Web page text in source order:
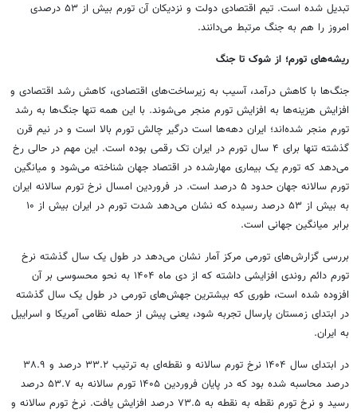
تبدیل شده است. تیم اقتصادی دولت و نزدیکان آن تورم بیش از ۵۳ درصدی
امروز را هم به جنگ مرتبط می‌دانند.
ریشه‌های تورم؛ از شوک تا جنگ
جنگ‌ها با کاهش درآمد، آسیب به زیرساخت‌های اقتصادی، کاهش رشد اقتصادی و
افزایش هزینه‌ها به افزایش تورم منجر می‌شوند. با این همه تنها جنگ‌ها به رشد
تورم منجر شده‌اند؛ ایران دهه‌ها است درگیر چالش تورم بالا است و در نیم قرن
گذشته تنها برای ۴ سال تورم در ایران تک رقمی بوده است. این مهم در حالی رخ
می‌دهد که تورم یک بیماری مهارشده در اقتصاد جهان شناخته می‌شود و میانگین
تورم سالانه جهان حدود ۵ درصد است. در فروردین امسال نرخ تورم سالانه ایران
به بیش از ۵۳ درصد رسیده که نشان می‌دهد شدت تورم در ایران بیش از ۱۰
برابر میانگین جهانی است.
بررسی گزارش‌های تورمی مرکز آمار نشان می‌دهد در طول یک سال گذشته نرخ
تورم دائم روندی افزایشی داشته که از دی ماه ۱۴۰۴ به نحو محسوسی بر آن
افزوده شده است، طوری که بیشترین جهش‌های تورمی در طول یک سال گذشته
در ابتدای زمستان پارسال تجربه شود، یعنی پیش از حمله نظامی آمریکا و اسراییل
به ایران.
در ابتدای سال ۱۴۰۴ نرخ تورم سالانه و نقطه‌ای به ترتیب ۳۳.۲ درصد و ۳۸.۹
درصد محاسبه شده بود که در پایان فروردین ۱۴۰۵ تورم سالانه به ۵۳.۷ درصد
رسید و نرخ تورم نقطه به نقطه به ۷۳.۵ درصد افزایش یافت. نرخ تورم سالانه و